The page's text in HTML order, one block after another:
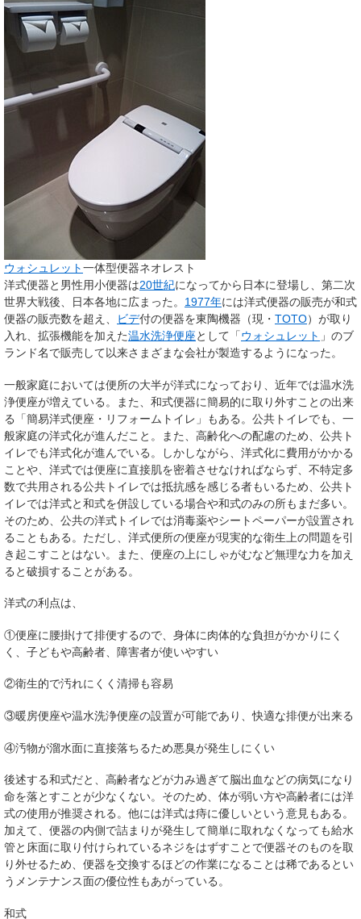
ウォシュレット一体型便器ネオレスト
洋式便器と男性用小便器は20世紀になってから日本に登場し、第二次
世界大戦後、日本各地に広まった。 1977年には洋式便器の販売が和式
便器の販売数を超え、
ビデ付の便器を東陶機器（現・ TOTO）が取り
入れ、拡張機能を加えた温水洗浄便座として「ウォシュレット 」のブ
ランド名で販売して以来さまざまな会社が製造するようになった。
一般家庭においては便所の大半が洋式になっており、近年では温水洗
浄便座が増えている。また、和式便器に簡易的に取り外すことの出来
る「簡易洋式便座・リフォームトイレ」もある。公共トイレでも、一
般家庭の洋式化が進んだこと。また、高齢化への配慮のため、公共ト
イレでも洋式化が進んでいる。しかしながら、洋式化に費用がかかる
ことや、洋式では便座に直接肌を密着させなければならず、不特定多
数で共用される公共トイレでは抵抗感を感じる者もいるため、公共ト
イレでは洋式と和式を併設している場合や和式のみの所もまだ多い。
そのため、公共の洋式トイレでは消毒薬やシートペーパーが設置され
ることもある。ただし、洋式便所の便座が現実的な衛生上の問題を引
き起こすことはない。また、便座の上にしゃがむなど無理な力を加え
ると破損することがある。
洋式の利点は、
①便座に腰掛けて排便するので、身体に肉体的な負担がかかりにく
く、子どもや高齢者、障害者が使いやすい
②衛生的で汚れにくく清掃も容易
③暖房便座や温水洗浄便座の設置が可能であり、快適な排便が出来る
④汚物が溜水面に直接落ちるため悪臭が発生しにくい
後述する和式だと、高齢者などが力み過ぎて脳出血などの病気になり
命を落とすことが少なくない。そのため、体が弱い方や高齢者には洋
式の使用が推奨される。他には洋式は痔に優しいという意見もある。
加えて、便器の内側で詰まりが発生して簡単に取れなくなっても給水
管と床面に取り付けられているネジをはずすことで便器そのものを取
り外せるため、便器を交換するほどの作業になることは稀であるとい
うメンテナンス面の優位性もあがっている。
和式